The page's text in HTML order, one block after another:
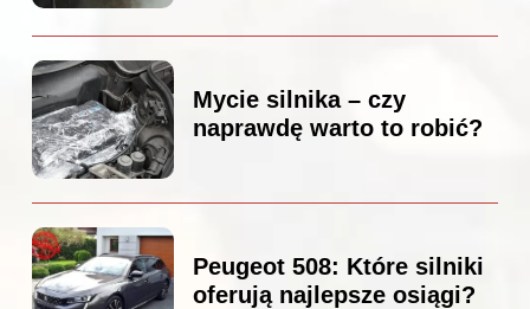
Mycie silnika – czy
naprawdę warto to robić?
Peugeot 508: Które silniki
oferują najlepsze osiągi?